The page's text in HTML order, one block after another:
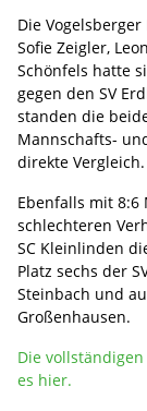
Die
Sofie Zeigler,
Schönfels hatte
gegen den SV
standen die
Mannschafts-
direkte Vergleich.
Ebenfalls mit 8:6
schlechteren
SC Kleinlinden
Platz sechs der
Steinbach und
Großenhausen.
Die
es hier.